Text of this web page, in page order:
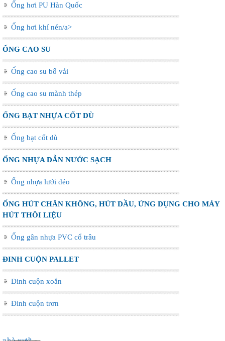
Ống hơi PU Hàn Quốc
Ống hơi khí nén/a>
ỐNG CAO SU
Ống cao su bố vải
Ống cao su mành thép
ỐNG BẠT NHỰA CỐT DÙ
Ống bạt cốt dù
ỐNG NHỰA DẪN NƯỚC SẠCH
Ống nhựa lưới dẻo
ỐNG HÚT CHÂN KHÔNG, HÚT DẦU, ỨNG DỤNG CHO MÁY
HÚT THÔI LIỆU
Ống gân nhựa PVC cổ trâu
ĐINH CUỘN PALLET
Đinh cuộn xoắn
Đinh cuộn trơn